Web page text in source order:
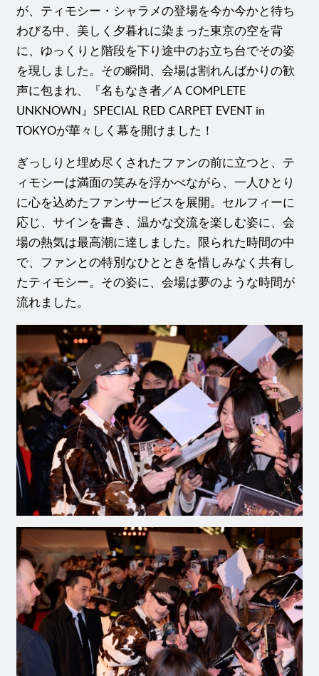
が、ティモシー・シャラメの登場を今か今かと待ち
わびる中、美しく夕暮れに染まった東京の空を背
に、ゆっくりと階段を下り途中のお立ち台でその姿
を現しました。その瞬間、会場は割れんばかりの歓
声に包まれ、『名もなき者／A COMPLETE
UNKNOWN』SPECIAL RED CARPET EVENT in
TOKYOが華々しく幕を開けました！
ぎっしりと埋め尽くされたファンの前に立つと、テ
ィモシーは満面の笑みを浮かべながら、一人ひとり
に心を込めたファンサービスを展開。セルフィーに
応じ、サインを書き、温かな交流を楽しむ姿に、会
場の熱気は最高潮に達しました。限られた時間の中
で、ファンとの特別なひとときを惜しみなく共有し
たティモシー。その姿に、会場は夢のような時間が
流れました。